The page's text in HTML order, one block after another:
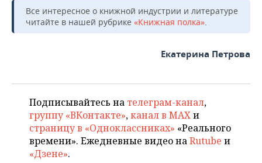
Все интересное о книжной индустрии и литературе
читайте в нашей рубрике «Книжная полка».
Екатерина Петрова
Подписывайтесь на телеграм-канал,
группу «ВКонтакте»,канал в MAXи
страницу в «Одноклассниках» «Реального
времени». Ежедневные видео наRutube и
«Дзене».